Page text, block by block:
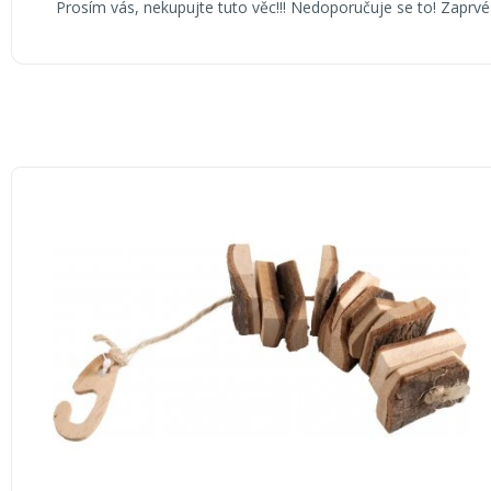
Prosím vás, nekupujte tuto věc!!! Nedoporučuje se to!